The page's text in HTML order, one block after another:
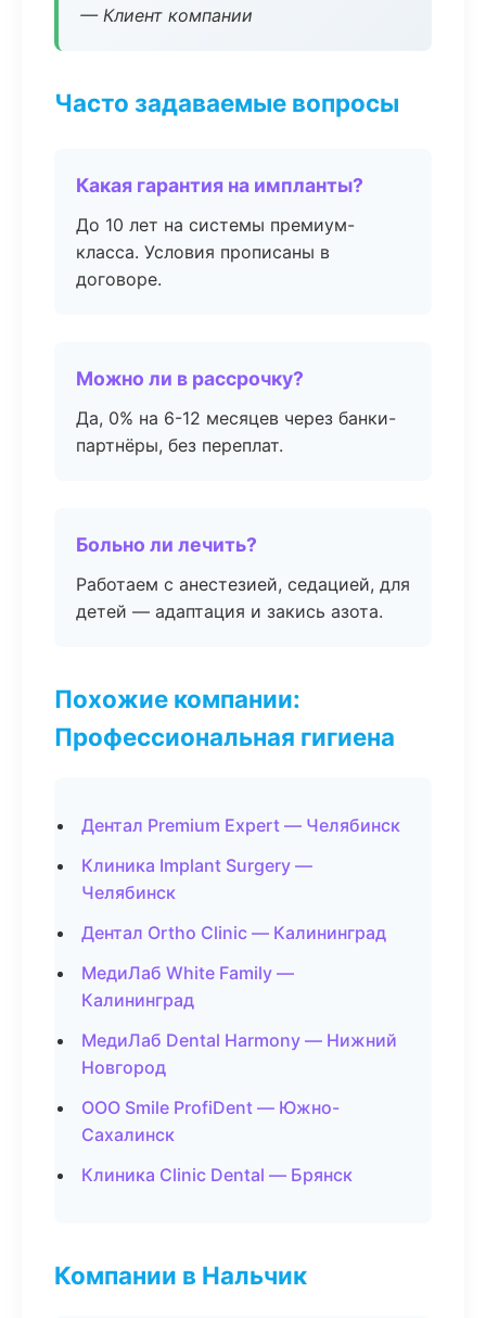
— Клиент компании
Часто задаваемые вопросы
Какая гарантия на импланты?
До 10 лет на системы премиум-
класса. Условия прописаны в
договоре.
Можно ли в рассрочку?
Да, 0% на 6-12 месяцев через банки-
партнёры, без переплат.
Больно ли лечить?
Работаем с анестезией, седацией, для
детей — адаптация и закись азота.
Похожие компании:
Профессиональная гигиена
Дентал Premium Expert — Челябинск
Клиника Implant Surgery —
Челябинск
Дентал Ortho Clinic — Калининград
МедиЛаб White Family —
Калининград
МедиЛаб Dental Harmony — Нижний
Новгород
ООО Smile ProfiDent — Южно-
Сахалинск
Клиника Clinic Dental — Брянск
Компании в Нальчик